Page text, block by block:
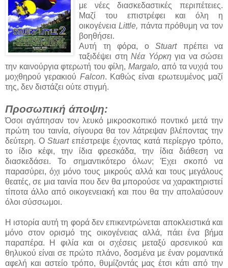
με νέες διασκεδαστικές περιπέτειες.
Μαζί του επιστρέφει και όλη η
οικογένεια Little, πάντα πρόθυμη να τον
βοηθήσει.
Αυτή τη φόρα, ο Stuart πρέπει να
ταξιδέψει στη Νέα Υόρκη για να σώσει
την καινούργια φτερωτή του φίλη, Margalo, από τα νυχιά του
μοχθηρού γερακιού Falcon. Καθώς είναι ερωτευμένος μαζί
της, δεν διστάζει ούτε στιγμή.
Προσωπική άποψη:
Όσοι αγάπησαν τον λευκό μικροσκοπικό ποντικό μετά την
πρώτη του ταινία, σίγουρα θα τον λάτρεψαν βλέποντας την
δεύτερη. ΟStuartεπέστρεψε έχοντας κατά περίεργο τρόπο,
το ίδιο κέφι, την ίδια φρεσκάδα, την ίδια διάθεση να
διασκεδάσει. Το σημαντικότερο όλων; Έχει σκοπό να
παρασύρει, όχι μόνο τους μικρούς αλλά και τους μεγάλους
θεατές, σε μια ταινία που δεν θα μπορούσε να χαρακτηριστεί
τίποτα άλλο από οικογενειακή και που θα την απολαύσουν
όλοι σύσσωμοι.
Η ιστορία αυτή τη φορά δεν επικεντρώνεται αποκλειστικά και
μόνο στον ορισμό της οικογένειας αλλά, πάει ένα βήμα
παραπέρα. Η φιλία και οι σχέσεις μεταξύ αρσενικού και
θηλυκού είναι σε πρώτο πλάνο, δοσμένα με έναν ρομαντικά
αφελή και αστείο τρόπο, θυμίζοντάς μας έτσι κάτι από την